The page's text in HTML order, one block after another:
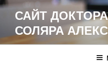
Перейти
содержимому
САЙТ
СОЛЯРА